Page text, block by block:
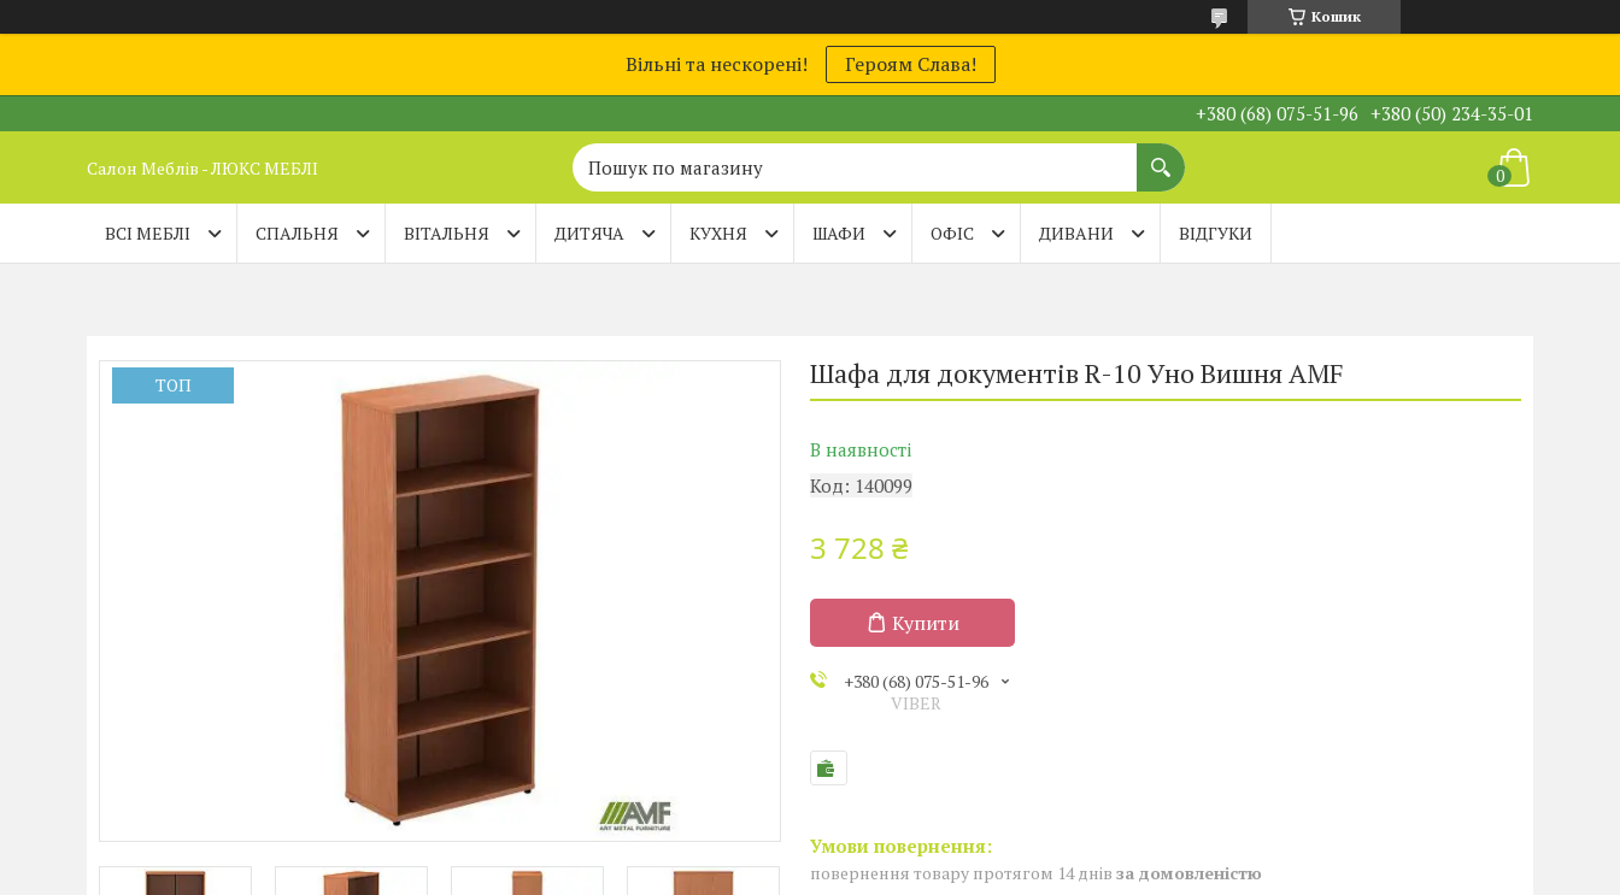
Кошик
Вільні та нескорені! Героям Слава!
+380 (68) 075-51-96 +380 (50) 234-35-01
Салон Меблів - ЛЮКС МЕБЛІ
ВСІ МЕБЛІ СПАЛЬНЯ ВІТАЛЬНЯ ДИТЯЧА КУХНЯ ШАФИ ОФІС ДИВАНИ ВІДГУКИ
ТОП Шафа для документів R-10 Уно Вишня AMF
В наявності
Код: 140099
3 728 ₴
Купити
+380 (68) 075-51-96
VIBER
повернення товару протягом 14 днів за домовленістю